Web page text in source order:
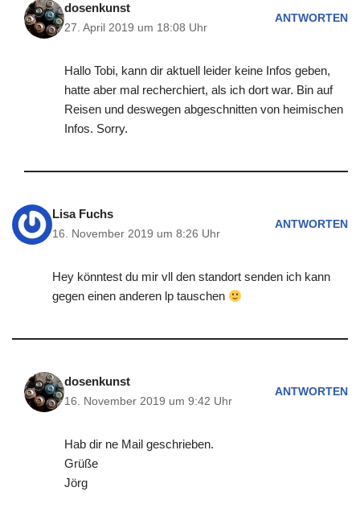
dosenkunst
27. April 2019 um 18:08 Uhr
ANTWORTEN
Hallo Tobi, kann dir aktuell leider keine Infos geben,
hatte aber mal recherchiert, als ich dort war. Bin auf
Reisen und deswegen abgeschnitten von heimischen
Infos. Sorry.
Lisa Fuchs
16. November 2019 um 8:26 Uhr
ANTWORTEN
Hey könntest du mir vll den standort senden ich kann
gegen einen anderen lp tauschen
dosenkunst
16. November 2019 um 9:42 Uhr
ANTWORTEN
Hab dir ne Mail geschrieben.
Grüße
Jörg